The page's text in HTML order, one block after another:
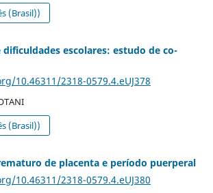
(Brasil))
dificuldades escolares: estudo de co-
10.46311/2318-0579.4.eUJ378
(Brasil))
de placenta e período puerperal
10.46311/2318-0579.4.eUJ380